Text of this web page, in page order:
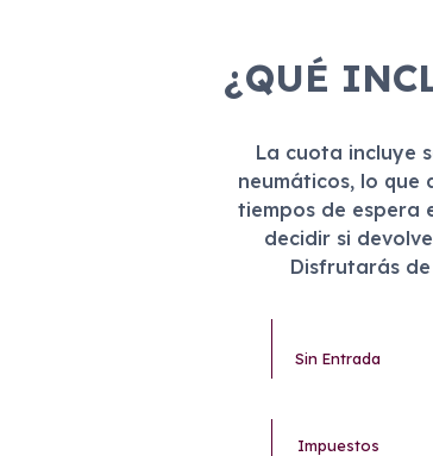
¿QUÉ
La cuota incluye
neumáticos, lo que
tiempos de espera
decidir si
Disfrutarás
Sin Entrada
Impuestos